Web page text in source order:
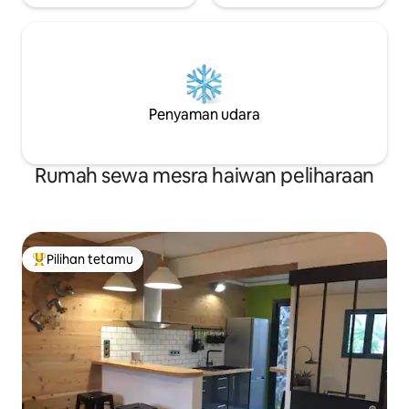
Penyaman udara
Rumah sewa mesra haiwan peliharaan
Pilihan utama tetamu
Pilihan tetamu